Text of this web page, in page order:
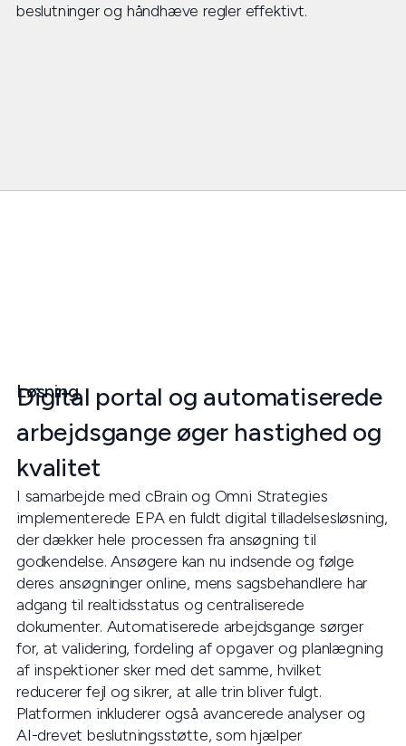
beslutninger og håndhæve regler effektivt.
Løsning
Digital portal og automatiserede
arbejdsgange øger hastighed og
kvalitet
I samarbejde med cBrain og Omni Strategies
implementerede EPA en fuldt digital tilladelsesløsning,
der dækker hele processen fra ansøgning til
godkendelse. Ansøgere kan nu indsende og følge
deres ansøgninger online, mens sagsbehandlere har
adgang til realtidsstatus og centraliserede
dokumenter. Automatiserede arbejdsgange sørger
for, at validering, fordeling af opgaver og planlægning
af inspektioner sker med det samme, hvilket
reducerer fejl og sikrer, at alle trin bliver fulgt.
Platformen inkluderer også avancerede analyser og
AI-drevet beslutningsstøtte, som hjælper